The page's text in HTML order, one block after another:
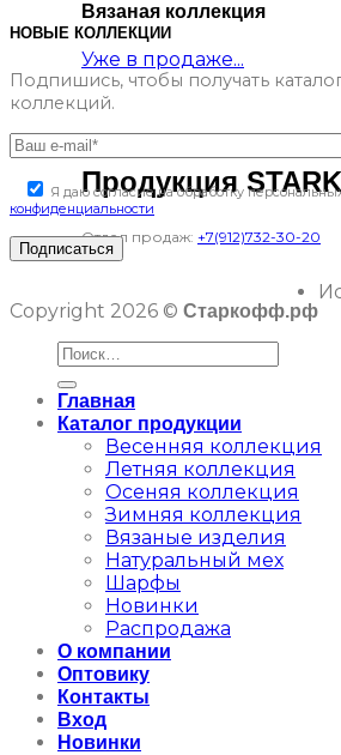
Вязаная коллекция
Уже в продаже...
Продукция
Отдел продаж: +7(912)732-30-20
НОВЫЕ КОЛЛЕКЦИИ
Подпишись, чтобы получать
коллекций.
Я даю согласие на обработку
конфиденциальности
Copyright 2026 © Старкофф.рф
Главная
Каталог продукции
Весенняя коллекция
Летняя коллекция
Осеняя коллекция
Зимняя коллекция
Вязаные изделия
Натуральный мех
Шарфы
Новинки
Распродажа
О компании
Оптовику
Контакты
Вход
Новинки